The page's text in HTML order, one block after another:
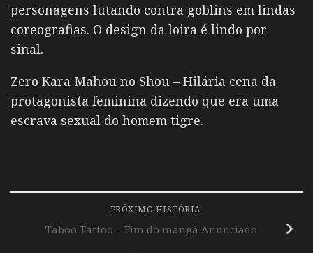
personagens lutando contra goblins em lindas
coreografias. O design da loira é lindo por
sinal.
Zero Kara Mahou no Shou – Hilária cena da
protagonista feminina dizendo que era uma
escrava sexual do homem tigre.
PRÓXIMO HISTÓRIA
Taboo Tattoo – Fim do mangá Anunciado